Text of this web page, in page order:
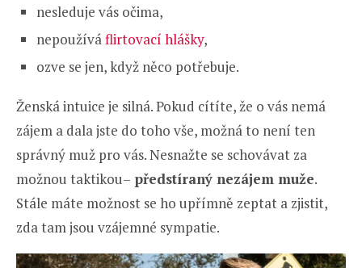
nesleduje vás očima,
nepoužíváflirtovací hlášky,
ozve se jen, když něco potřebuje.
Ženská intuice je silná. Pokud cítíte, že o vás nemá
zájem a dala jste do toho vše, možná to není ten
správný muž pro vás. Nesnažte se schovávat za
možnou taktikou– předstíraný nezájem muže.
Stále máte možnost se ho upřímně zeptat a zjistit,
zda tam jsou vzájemné sympatie.